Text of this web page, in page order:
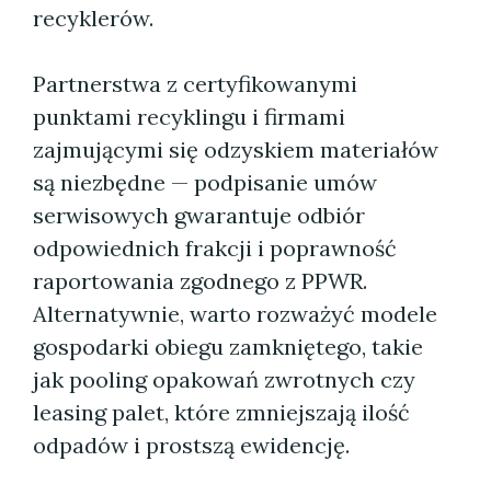
recyklerów.
Partnerstwa z certyfikowanymi
punktami recyklingu i firmami
zajmującymi się odzyskiem materiałów
są niezbędne — podpisanie umów
serwisowych gwarantuje odbiór
odpowiednich frakcji i poprawność
raportowania zgodnego z PPWR.
Alternatywnie, warto rozważyć modele
gospodarki obiegu zamkniętego, takie
jak pooling opakowań zwrotnych czy
leasing palet, które zmniejszają ilość
odpadów i prostszą ewidencję.